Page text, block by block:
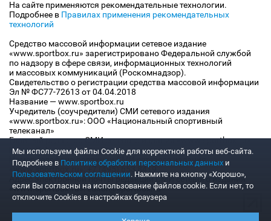
На сайте применяются рекомендательные технологии.
Подробнее в Правилах применения рекомендательных
технологий
Средство массовой информации сетевое издание
«www.sportbox.ru» зарегистрировано Федеральной службой
по надзору в сфере связи, информационных технологий
и массовых коммуникаций (Роскомнадзор).
Свидетельство о регистрации средства массовой информации
Эл № ФС77-72613 от 04.04.2018
Название — www.sportbox.ru
Учредитель (соучредители) СМИ сетевого издания
«www.sportbox.ru»: ООО «Национальный спортивный
телеканал»
Главный редактор СМИ сетевого издания «www.sportbox.ru»:
Конов В.А.
Номер телефона редакции СМИ сетевого издания
«www.sportbox.ru»: +7 (495) 653 8419
Адрес электронной почты редакции СМИ сетевого издания
«www.sportbox.ru»: editor@sportbox.ru
Мы используем файлы Сookie для корректной работы веб-сайта.
Подробнее в Политике обработки персональных данных и
Пользовательском соглашении. Нажмите на кнопку «Хорошо»,
если Вы согласны на использование файлов cookie. Если нет, то
отключите Cookies в настройках браузера